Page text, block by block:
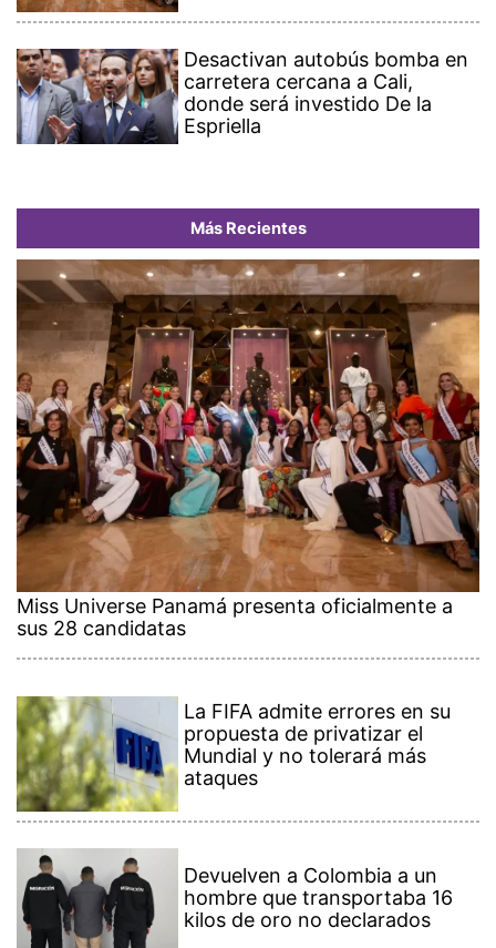
Desactivan autobús bomba en
carretera cercana a Cali,
donde será investido De la
Espriella
Más Recientes
Miss Universe Panamá presenta oficialmente a
sus 28 candidatas
La FIFA admite errores en su
propuesta de privatizar el
Mundial y no tolerará más
ataques
Devuelven a Colombia a un
hombre que transportaba 16
kilos de oro no declarados